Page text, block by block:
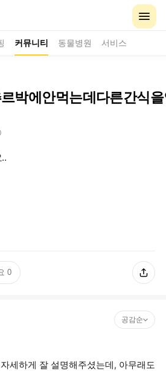
커뮤니티 동물병원 서비스
박에안먹는데다른간식
0
공감순
세하게 잘 설명해주셨는데, 아무래도